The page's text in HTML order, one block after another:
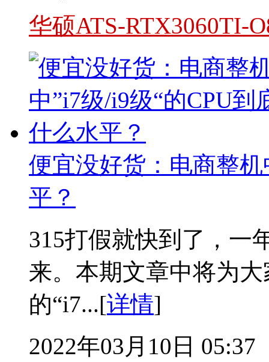
华硕ATS-RTX3060TI-
便宜没好货：电商整
平？
315打假就快到了，一
来。本期文章中将为
的“i7...[详情]
2022年03月10日 05:37